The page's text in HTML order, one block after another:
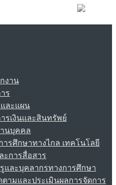
งาน
ร
ละแผน
รเงินและสินทรัพย์
นบุคคล
ารศึกษาทางไกล เทคโนโลยี
ะการสื่อสาร
ละบุคลากรทางการศึกษา
ามและประเมินผลการจัดการ